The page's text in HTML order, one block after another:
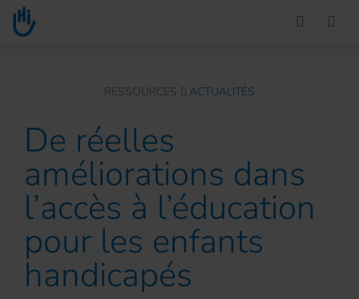
Go to main content
You are here :RESSOURCES ACTUALITÉS
De réelles
améliorations dans
l’accès à l’éducation
pour les enfants
handicapés